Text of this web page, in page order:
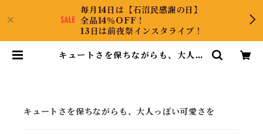
毎月14日は【石沼民感謝の日】
全品14％OFF！
13日は前夜祭インスタライブ！
キュートさを保ちながらも、大人っ
キュートさを保ちながらも、大人っぽい可愛さを